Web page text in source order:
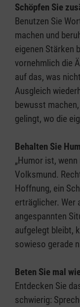
Schöpfen Sie
Benutzen Sie
machen und
eigenen Stärken
vornehmlich die
auf das, was
Ausgleich
bewusst
gelingt, wo die
Behalten Sie
„Humor ist,
Volksmund.
Hoffnung, ein
erträglicher. Wer
angespannten
aufgelegt bleibt,
sowieso gerade
Beten Sie mal
Entdecken Sie
schwierig: